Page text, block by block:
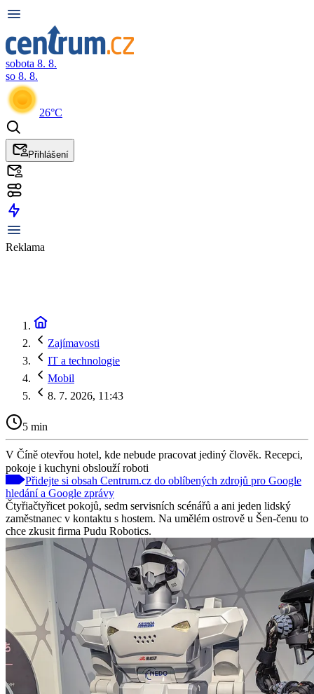
sobota 8. 8.
so 8. 8.
26°C
Přihlášení
Reklama
Zajímavosti
IT a technologie
Mobil
8. 7. 2026, 11:43
5 min
V Číně otevřou hotel, kde nebude pracovat jediný člověk. Recepci,
pokoje i kuchyni obslouží roboti
Přidejte si obsah Centrum.cz do oblíbených zdrojů pro Google
hledání a Google zprávy
Čtyřiačtyřicet pokojů, sedm servisních scénářů a ani jeden lidský
zaměstnanec v kontaktu s hostem. Na umělém ostrově u Šen-čenu to
chce zkusit firma Pudu Robotics.